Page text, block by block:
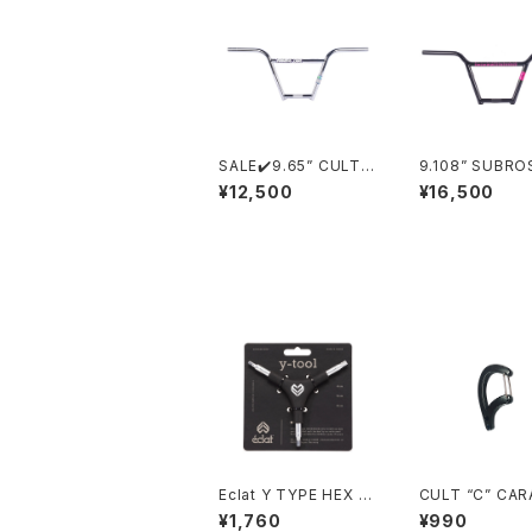
SALE✔️9.65” CULT
HEAVEN'S GATE 4pc
Chrome
¥12,500
9.108”
M 4PC BAR
¥16,500
Eclat Y TYPE HEX W
RENCH 4, 5, 6mm
¥1,760
CULT “C”
R SPOKE
¥990